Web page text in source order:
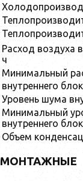
Расход воздуха
ч
Минимальный
внутреннего
Уровень шума
Минимальный
внутреннего
Объем
МОНТАЖНЫЕ